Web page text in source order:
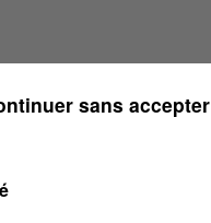
sans accepter